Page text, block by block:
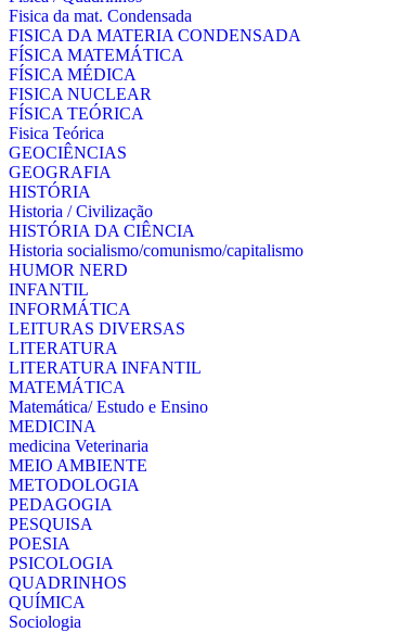
Fisica da mat. Condensada
FISICA DA MATERIA CONDENSADA
FÍSICA MATEMÁTICA
FÍSICA MÉDICA
FISICA NUCLEAR
FÍSICA TEÓRICA
Fisica Teórica
GEOCIÊNCIAS
GEOGRAFIA
HISTÓRIA
Historia / Civilização
HISTÓRIA DA CIÊNCIA
Historia socialismo/comunismo/capitalismo
HUMOR NERD
INFANTIL
INFORMÁTICA
LEITURAS DIVERSAS
LITERATURA
LITERATURA INFANTIL
MATEMÁTICA
Matemática/ Estudo e Ensino
MEDICINA
medicina Veterinaria
MEIO AMBIENTE
METODOLOGIA
PEDAGOGIA
PESQUISA
POESIA
PSICOLOGIA
QUADRINHOS
QUÍMICA
Sociologia